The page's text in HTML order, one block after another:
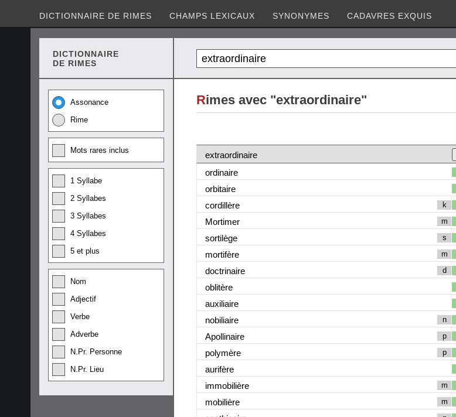
DICTIONNAIRE DE RIMES CHAMPS LEXICAUX SYNONYMES CADAVRES EXQUIS
DICTIONNAIRE
DE RIMES
Assonance
Rime
Mots rares inclus
1 Syllabe
2 Syllabes
3 Syllabes
4 Syllabes
5 et plus
Nom
Adjectif
Verbe
Adverbe
N.Pr. Personne
N.Pr. Lieu
Rimes avec "extraordinaire"
extraordinaire
ordinaire
orbitaire
cordillère k
Mortimer m
sortilège s
mortifère m
doctrinaire d
oblitère
auxiliaire
nobiliaire n
Apollinaire p
polymère p
aurifère
immobilière m
mobilière m